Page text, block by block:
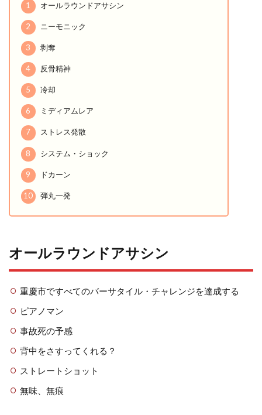
1 オールラウンドアサシン
2 ニーモニック
3 剥奪
4 反骨精神
5 冷却
6 ミディアムレア
7 ストレス発散
8 システム・ショック
9 ドカーン
10 弾丸一発
オールラウンドアサシン
重慶市ですべてのバーサタイル・チャレンジを達成する
ピアノマン
事故死の予感
背中をさすってくれる？
ストレートショット
無味、無痕